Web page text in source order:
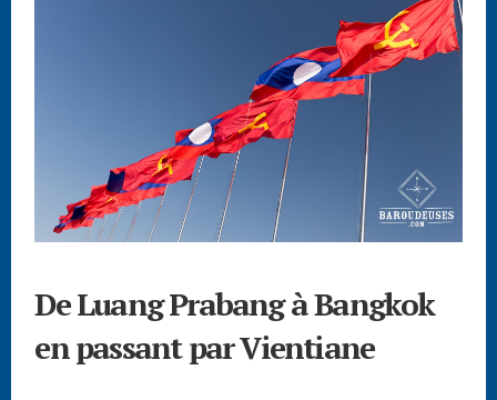
De Luang Prabang à Bangkok
en passant par Vientiane